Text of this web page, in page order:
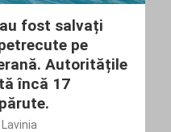
fost salvați
pe
Autoritățile
încă 17